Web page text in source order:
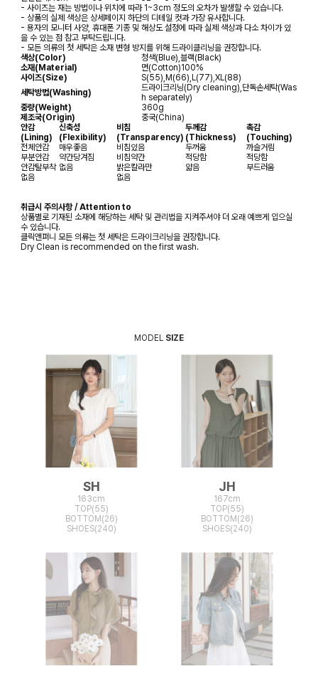
- 사이즈는 재는 방법이나 위치에 따라 1~3cm 정도의 오차가 발생할 수 있습니다.
- 상품의 실제 색상은 상세페이지 하단의 디테일 컷과 가장 유사합니다.
- 용자의 모니터 사양, 휴대폰 기종 및 해상도 설정에 따라 실제 색상과 다소 차이가 있
을 수 있는 점 참고 부탁드립니다.
- 모든 의류의 첫 세탁은 소재 변형 방지를 위해 드라이클리닝을 권장합니다.
색상(Color)
청색(Blue),블랙(Black)
소재(Material)
면(Cotton)100%
사이즈(Size)
S(55),M(66),L(77),XL(88)
세탁방법(Washing)
드라이크리닝(Dry cleaning),단독손세탁(Was
h separately)
중량(Weight)
360g
제조국(Origin)
중국(China)
안감
(Lining)
신축성
(Flexibility)
비침
(Transparency)
두께감
(Thickness)
촉감
(Touching)
전체안감
매우좋음 비침있음 두꺼움
까슬거림
부분안감
약간당겨짐 비침약간 적당함
적당함
안감탈부착 없음 밝은칼라만 얇음
부드러움
없음
없음
취급시 주의사항 / Attention to
상품별로 기재된 소재에 해당하는 세탁 및 관리법을 지켜주셔야 더 오래 예쁘게 입으실
수 있습니다.
클릭앤퍼니 모든 의류는 첫 세탁은 드라이크리닝을 권장합니다.
Dry Clean is recommended on the first wash.
MODEL SIZE
SH
163cm
TOP(55)
BOTTOM(26)
SHOES(240)
JH
167cm
TOP(55)
BOTTOM(26)
SHOES(240)